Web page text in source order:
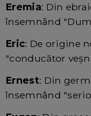
Eremia: Din
însemnând
Eric: De origine
"conducător
Ernest: Din
însemnând